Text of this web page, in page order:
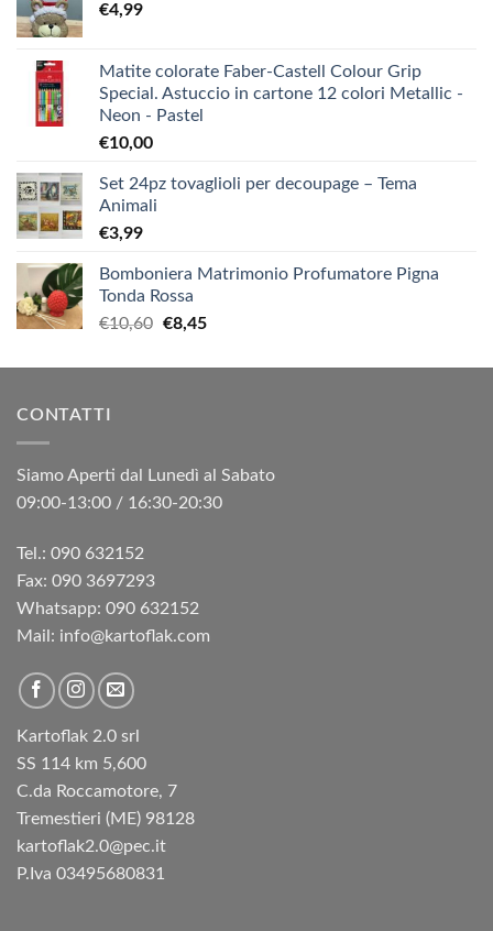
€4,99
Matite colorate Faber-Castell Colour Grip
Special. Astuccio in cartone 12 colori Metallic -
Neon - Pastel
€10,00
Set 24pz tovaglioli per decoupage – Tema
Animali
€3,99
Bomboniera Matrimonio Profumatore Pigna
Tonda Rossa
€10,60 Il
originale
€8,45Il
attuale
CONTATTI
Siamo Aperti dal Lunedì al Sabato
09:00-13:00 / 16:30-20:30
Tel.: 090 632152
Fax: 090 3697293‬
Whatsapp: 090 632152
Mail: info@kartoflak.com
Kartoflak 2.0 srl
SS 114 km 5,600
C.da Roccamotore, 7
Tremestieri (ME) 98128
kartoflak2.0@pec.it
P.Iva 03495680831